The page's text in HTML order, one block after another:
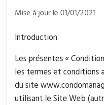
Mise à jour le 01/01/2021
Introduction
Les présentes «
les termes et conditions
du site
utilisant le Site Web